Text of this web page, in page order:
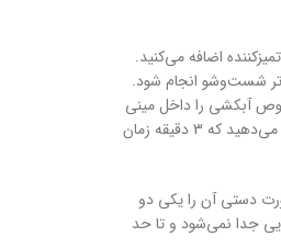
مایع تمیزکننده اضافه می‌کنید.
شست‌وشو انجام شود.
آبکشی را داخل مینی
واش می‌گذارید و لباس‌ها را قرار می‌دهید، داخل ماشین آب می‌ریزید (ورودی آب نیز دارد) تایمر را در حالت آبکشی قرار می‌دهید که 3 دقیقه زمان
دستی آن را یکی دو
جدا نمی‌شود و تا حد